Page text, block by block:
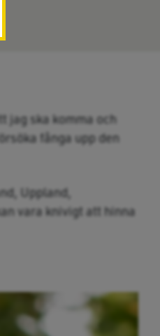
jag ska komma och
fånga upp den
Uppland,
vara knivigt att hinna